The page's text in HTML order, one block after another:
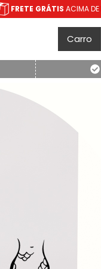
FRETE GRÁTIS ACIMA DE
Carro